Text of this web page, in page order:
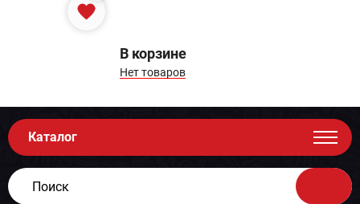
В корзине
Нет товаров
Каталог